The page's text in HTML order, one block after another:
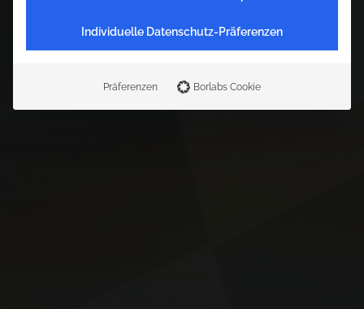
irtsch aftsforu
Individuelle Datenschutz-Präferenzen
Präferenzen Borlabs Cookie